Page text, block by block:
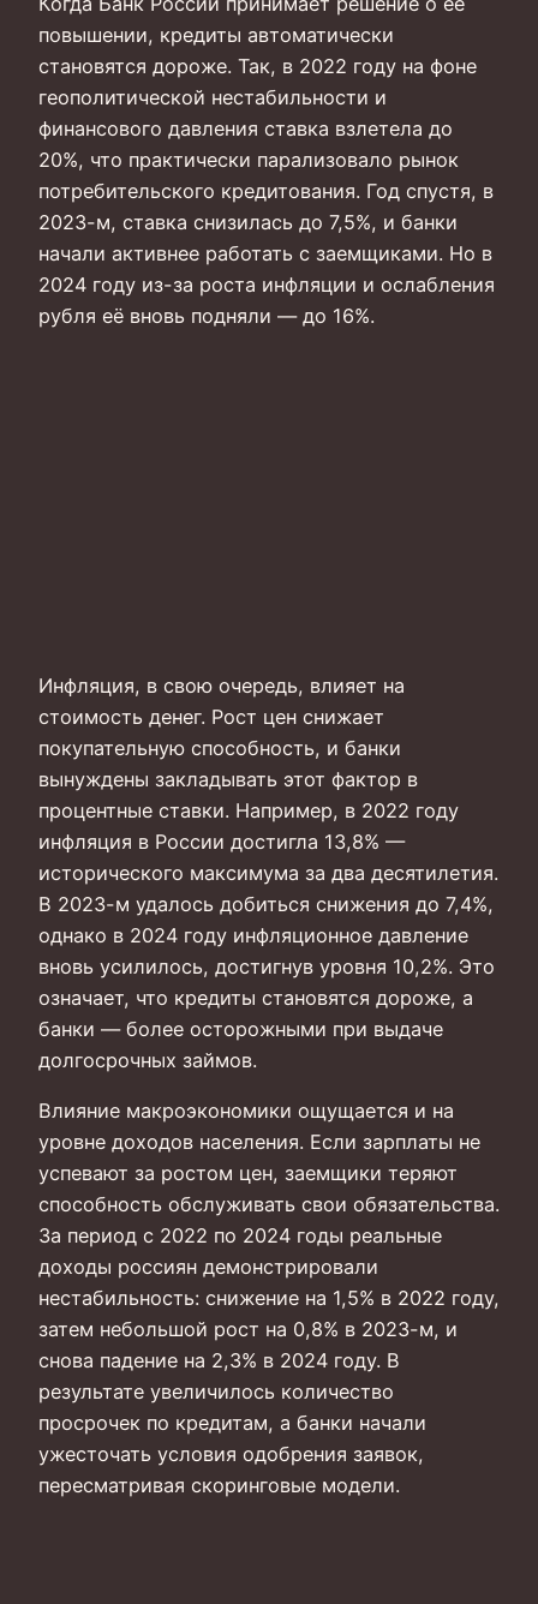
повышении, кредиты автоматически
становятся дороже. Так, в 2022 году на фоне
геополитической нестабильности и
финансового давления ставка взлетела до
20%, что практически парализовало рынок
потребительского кредитования. Год спустя, в
2023-м, ставка снизилась до 7,5%, и банки
начали активнее работать с заемщиками. Но в
2024 году из-за роста инфляции и ослабления
рубля её вновь подняли — до 16%.
Инфляция, в свою очередь, влияет на
стоимость денег. Рост цен снижает
покупательную способность, и банки
вынуждены закладывать этот фактор в
процентные ставки. Например, в 2022 году
инфляция в России достигла 13,8% —
исторического максимума за два десятилетия.
В 2023-м удалось добиться снижения до 7,4%,
однако в 2024 году инфляционное давление
вновь усилилось, достигнув уровня 10,2%. Это
означает, что кредиты становятся дороже, а
банки — более осторожными при выдаче
долгосрочных займов.
Влияние макроэкономики ощущается и на
уровне доходов населения. Если зарплаты не
успевают за ростом цен, заемщики теряют
способность обслуживать свои обязательства.
За период с 2022 по 2024 годы реальные
доходы россиян демонстрировали
нестабильность: снижение на 1,5% в 2022 году,
затем небольшой рост на 0,8% в 2023-м, и
снова падение на 2,3% в 2024 году. В
результате увеличилось количество
просрочек по кредитам, а банки начали
ужесточать условия одобрения заявок,
пересматривая скоринговые модели.